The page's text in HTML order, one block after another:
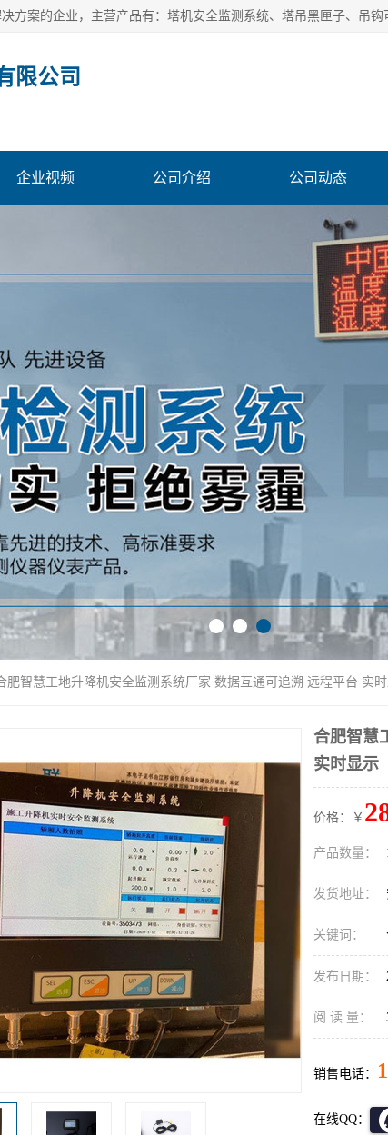
限公司
企业视频 公司介绍 公司动态
肥智慧工地升降机安全监测系统厂家 数据互通可追溯 远程平台 实
合肥智慧
实时显示
价格：￥
产品数量：
发货地址：
关键词：
发布日期：
阅 读 量：
销售电话：
在线QQ：